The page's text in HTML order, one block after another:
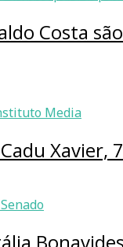
Costa